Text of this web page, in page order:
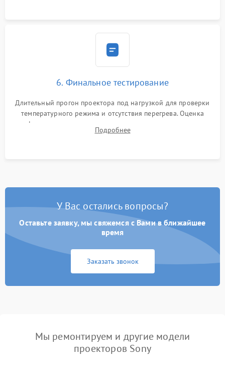
6. Финальное тестирование
Длительный прогон проектора под нагрузкой для проверки
температурного режима и отсутствия перегрева. Оценка
фокуса, контрастности и цветопередачи на тестовых
таблицах. Проверка работы всех видеовходов и кнопок
Подробнее
У Вас остались вопросы?
Оставьте заявку, мы свяжемся с Вами в ближайшее
время
Заказать звонок
Мы ремонтируем и другие модели
проекторов Sony